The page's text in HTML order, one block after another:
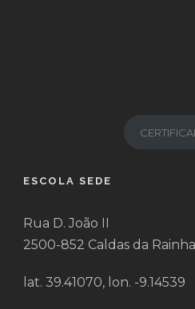
ESCOLA SEDE
Rua D. João II
2500-852 Caldas da Rainha
lat. 39.41070, lon. -9.14539